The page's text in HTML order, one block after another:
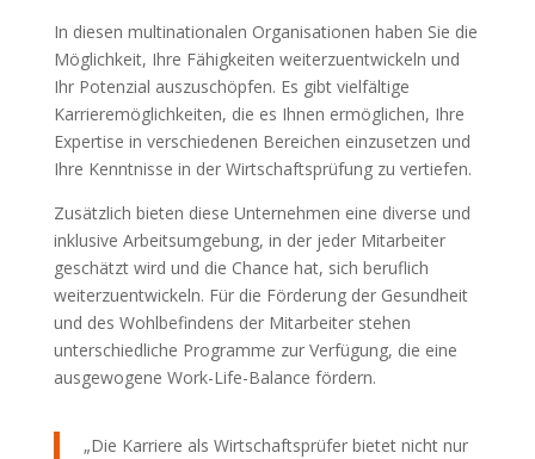
In diesen multinationalen Organisationen haben Sie die
Möglichkeit, Ihre Fähigkeiten weiterzuentwickeln und
Ihr Potenzial auszuschöpfen. Es gibt vielfältige
Karrieremöglichkeiten, die es Ihnen ermöglichen, Ihre
Expertise in verschiedenen Bereichen einzusetzen und
Ihre Kenntnisse in der Wirtschaftsprüfung zu vertiefen.
Zusätzlich bieten diese Unternehmen eine diverse und
inklusive Arbeitsumgebung, in der jeder Mitarbeiter
geschätzt wird und die Chance hat, sich beruflich
weiterzuentwickeln. Für die Förderung der Gesundheit
und des Wohlbefindens der Mitarbeiter stehen
unterschiedliche Programme zur Verfügung, die eine
ausgewogene Work-Life-Balance fördern.
„Die Karriere als Wirtschaftsprüfer bietet nicht nur